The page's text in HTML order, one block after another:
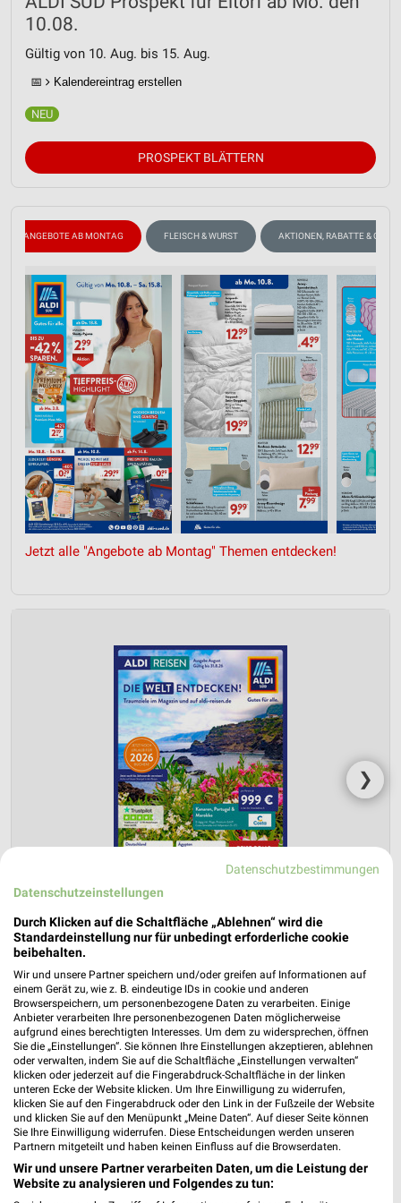
10.08.
Gültig von 10. Aug. bis 15. Aug.
📅 Kalendereintrag erstellen
PROSPEKT BLÄTTERN
ANGEBOTE AB MONTAG FLEISCH & WURST AKTIONEN, RABATTE &
Jetzt alle "Angebote ab Montag" Themen entdecken!
❯
ALDI SÜD Prospekt für Eitorf ab Sa. den
01.08.
Reisemagazin August 2026
Gültig von 01. Aug. bis 31. Aug.
📅 Kalendereintrag erstellen
PROSPEKT BLÄTTERN
Datenschutzbestimmungen
Datenschutzeinstellungen
Durch Klicken auf die Schaltfläche „Ablehnen“ wird die
Standardeinstellung nur für unbedingt erforderliche cookie
beibehalten.
Wir und unsere Partner speichern und/oder greifen auf Informationen auf
einem Gerät zu, wie z. B. eindeutige IDs in cookie und anderen
Browserspeichern, um personenbezogene Daten zu verarbeiten. Einige
Anbieter verarbeiten Ihre personenbezogenen Daten möglicherweise
aufgrund eines berechtigten Interesses. Um dem zu widersprechen, öffnen
Sie die „Einstellungen“. Sie können Ihre Einstellungen akzeptieren, ablehnen
oder verwalten, indem Sie auf die Schaltfläche „Einstellungen verwalten“
klicken oder jederzeit auf die Fingerabdruck-Schaltfläche in der linken
unteren Ecke der Website klicken. Um Ihre Einwilligung zu widerrufen,
klicken Sie auf den Fingerabdruck oder den Link in der Fußzeile der Website
und klicken Sie auf den Menüpunkt „Meine Daten“. Auf dieser Seite können
Sie Ihre Einwilligung widerrufen. Diese Entscheidungen werden unseren
Partnern mitgeteilt und haben keinen Einfluss auf die Browserdaten.
Wir und unsere Partner verarbeiten Daten, um die Leistung der
Website zu analysieren und Folgendes zu tun: